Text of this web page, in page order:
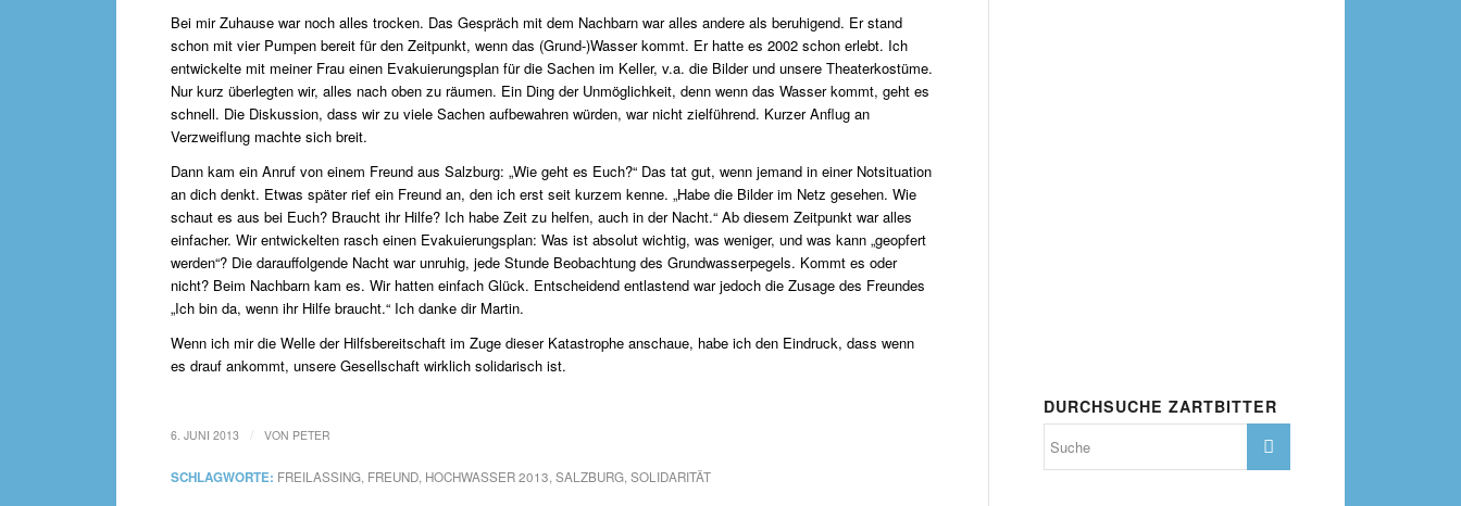
Bei mir Zuhause war noch alles trocken. Das Gespräch mit dem Nachbarn war alles andere als beruhigend. Er stand
schon mit vier Pumpen bereit für den Zeitpunkt, wenn das (Grund-)Wasser kommt. Er hatte es 2002 schon erlebt. Ich
entwickelte mit meiner Frau einen Evakuierungsplan für die Sachen im Keller, v.a. die Bilder und unsere Theaterkostüme.
Nur kurz überlegten wir, alles nach oben zu räumen. Ein Ding der Unmöglichkeit, denn wenn das Wasser kommt, geht es
schnell. Die Diskussion, dass wir zu viele Sachen aufbewahren würden, war nicht zielführend. Kurzer Anflug an
Verzweiflung machte sich breit.
Dann kam ein Anruf von einem Freund aus Salzburg: „Wie geht es Euch?“ Das tat gut, wenn jemand in einer Notsituation
an dich denkt. Etwas später rief ein Freund an, den ich erst seit kurzem kenne. „Habe die Bilder im Netz gesehen. Wie
schaut es aus bei Euch? Braucht ihr Hilfe? Ich habe Zeit zu helfen, auch in der Nacht.“ Ab diesem Zeitpunkt war alles
einfacher. Wir entwickelten rasch einen Evakuierungsplan: Was ist absolut wichtig, was weniger, und was kann „geopfert
werden“? Die darauffolgende Nacht war unruhig, jede Stunde Beobachtung des Grundwasserpegels. Kommt es oder
nicht? Beim Nachbarn kam es. Wir hatten einfach Glück. Entscheidend entlastend war jedoch die Zusage des Freundes
„Ich bin da, wenn ihr Hilfe braucht.“ Ich danke dir Martin.
Wenn ich mir die Welle der Hilfsbereitschaft im Zuge dieser Katastrophe anschaue, habe ich den Eindruck, dass wenn
es drauf ankommt, unsere Gesellschaft wirklich solidarisch ist.
6. JUNI 2013 VON PETER
SCHLAGWORTE: FREILASSING, FREUND, HOCHWASSER 2013,SALZBURG,SOLIDARITÄT
DURCHSUCHE ZARTBITTER